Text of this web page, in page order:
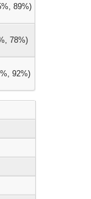
89%)
78%)
92%)